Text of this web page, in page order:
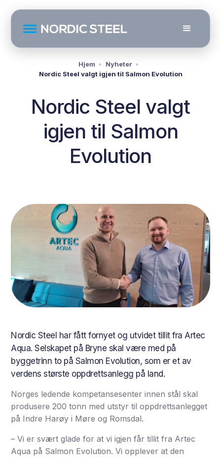
Hjem
Nyheter
Nordic Steel valgt igjen til Salmon Evolution
Nordic Steel valgt
igjen til Salmon
Evolution
Nordic Steel har fått fornyet og utvidet tillit fra Artec
Aqua. Selskapet på Bryne skal være med på
byggetrinn to på Salmon Evolution, som er et av
verdens største oppdrettsanlegg på land.
Norges ledende kompetansesenter innen stål skal
produsere 200 tonn med utstyr til oppdrettsanlegget
på Indre Harøy i Møre og Romsdal.
– Vi er svært glade for at vi igjen får tillit fra Artec
Aqua på Salmon Evolution. Vi opplever at den